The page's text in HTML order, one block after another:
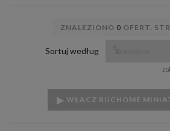
ZNALEZIONO 0 OFERT.
Sortuj według
WŁĄCZ RUCHOME